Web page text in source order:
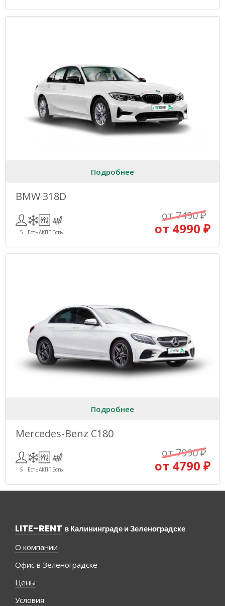
Подробнее
BMW 318D
5 ЕстьАКПП Есть
от 7490 ₽
от 4990 ₽
Подробнее
Mercedes-Benz C180
5 ЕстьАКПП Есть
от 7990 ₽
от 4790 ₽
LITE-RENT в Калининграде и Зеленоградске
О компании
Офис в Зеленоградске
Цены
Условия